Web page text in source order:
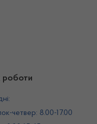
роботи
четвер: 8.00-17.00